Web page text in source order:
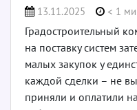
13.11.2025 < 1
Градостроительный
на поставку систем
малых закупок у
каждой сделки – не
приняли и оплатили